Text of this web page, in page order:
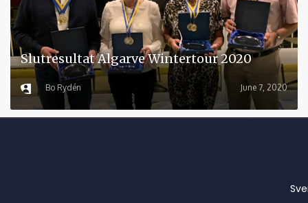
Slutresultat Algarve Wintertour 2020
Bo Rydén June 7, 2020